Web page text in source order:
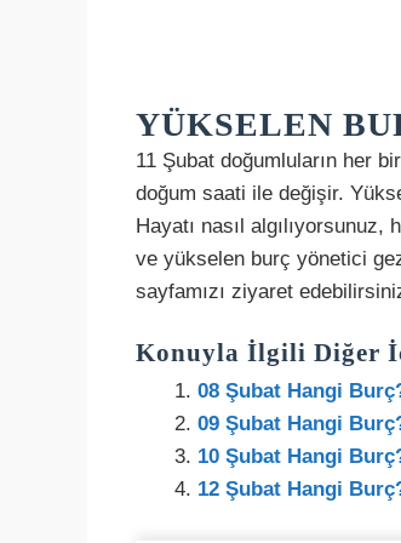
YÜKSELEN
11 Şubat doğumluların her
doğum saati ile değişir.
Hayatı nasıl
ve yükselen burç yönetici
sayfamızı ziyaret
Konuyla İlgili Diğer
08 Şubat Hangi
09 Şubat Hangi
10 Şubat Hangi
12 Şubat Hangi